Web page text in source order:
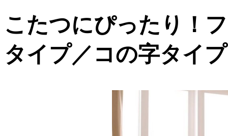
こたつにぴったり！
タイプ／コの字タイ